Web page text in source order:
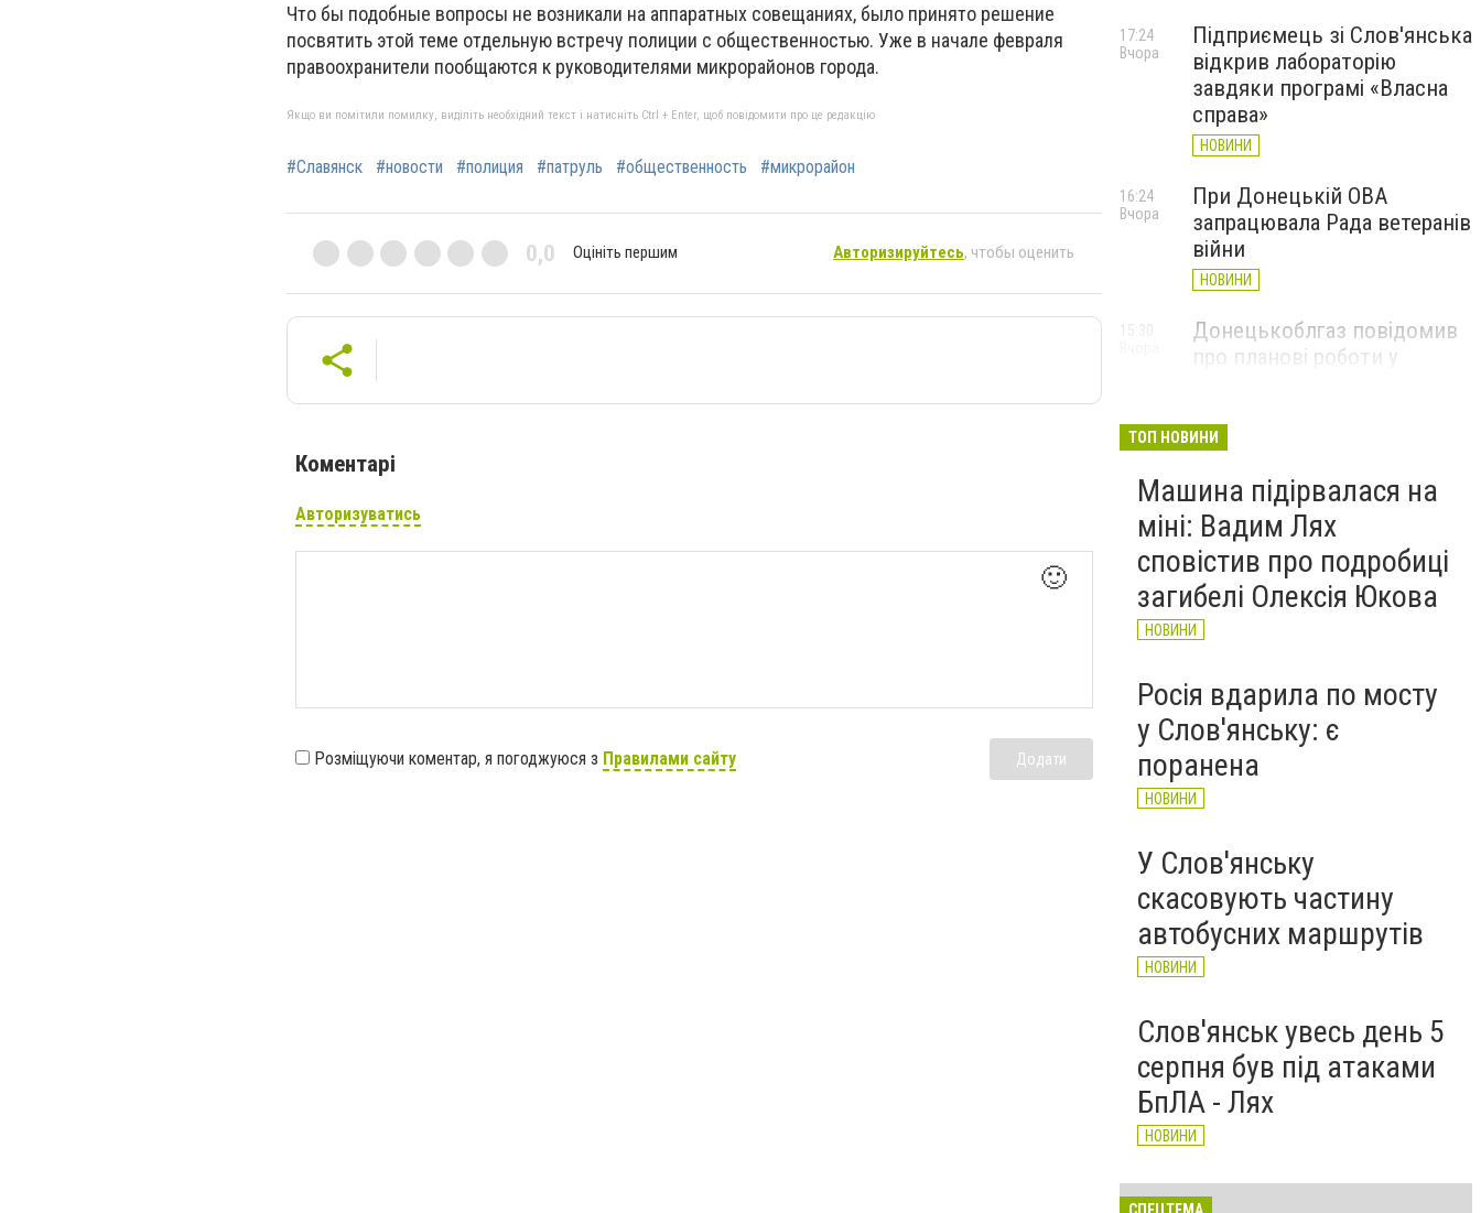
Что бы подобные вопросы не возникали на аппаратных совещаниях, было принято решение
посвятить этой теме отдельную встречу полиции с общественностью. Уже в начале февраля
правоохранители пообщаются к руководителями микрорайонов города.
Якщо ви помітили помилку, виділіть необхідний текст і натисніть Ctrl + Enter, щоб повідомити про це редакцію
#Славянск #новости #полиция #патруль #общественность #микрорайон
0,0 Оцініть першим Авторизируйтесь, чтобы оценить
Коментарі
Авторизуватись
🙂
Розміщуючи коментар, я погоджуюся з Правилами сайту Додати
Підприємець зі Слов'янська
відкрив лабораторію
завдяки програмі «Власна
справа»
НОВИНИ
17:24
Вчора
При Донецькій ОВА
запрацювала Рада ветеранів
війни
НОВИНИ
16:24
Вчора
Донецькоблгаз повідомив
про планові роботи у
НОВИНИ
15:30
ТОП НОВИНИ
Машина підірвалася на
міні: Вадим Лях
сповістив про подробиці
загибелі Олексія Юкова
НОВИНИ
Росія вдарила по мосту
у Слов'янську: є
поранена
НОВИНИ
У Слов'янську
скасовують частину
автобусних маршрутів
НОВИНИ
Слов'янськ увесь день 5
серпня був під атаками
БпЛА - Лях
НОВИНИ